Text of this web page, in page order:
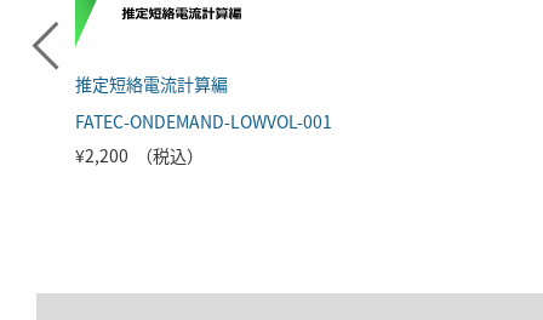
推定短絡電流計算編
FATEC-ONDEMAND-LOWVOL-001
¥2,200 （税込）